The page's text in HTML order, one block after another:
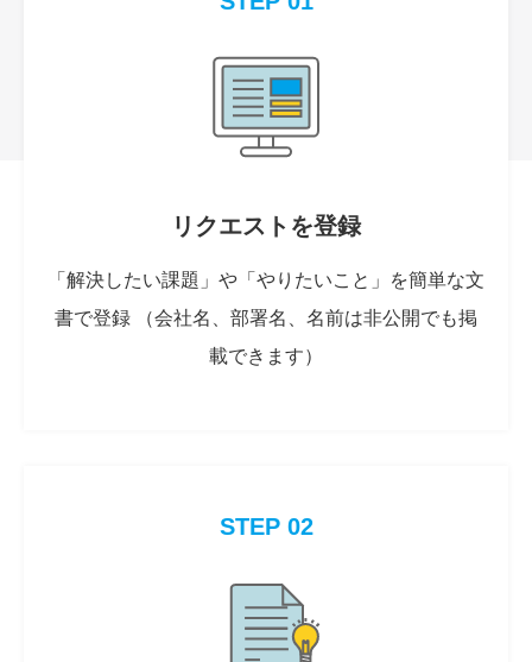
リクエストを登録
「解決したい課題」や「やりたいこと」を簡単な文
書で登録 （会社名、部署名、名前は非公開でも掲
載できます）
STEP 02